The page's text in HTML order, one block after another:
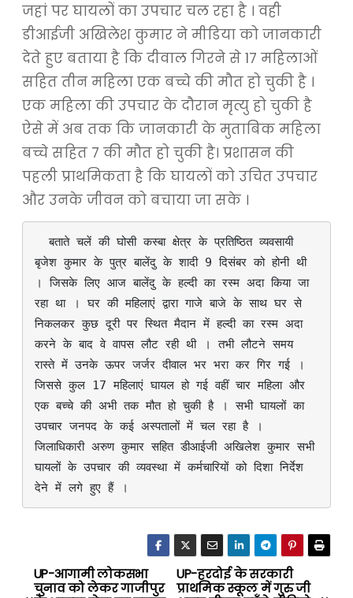
जहां पर घायलों का उपचार चल रहा है । वही
डीआईजी अखिलेश कुमार ने मीडिया को जानकारी
देते हुए बताया है कि दीवाल गिरने से 17 महिलाओं
सहित तीन महिला एक बच्चे की मौत हो चुकी है ।
एक महिला की उपचार के दौरान मृत्यु हो चुकी है
ऐसे में अब तक कि जानकारी के मुताबिक महिला
बच्चे सहित 7 की मौत हो चुकी है। प्रशासन की
पहली प्राथमिकता है कि घायलों को उचित उपचार
और उनके जीवन को बचाया जा सके ।
  बताते चलें की घोसी कस्बा क्षेत्र के प्रतिष्ठित व्यवसायी
बृजेश कुमार के पुत्र बालेंदु के शादी 9 दिसंबर को होनी थी
। जिसके लिए आज बालेंदु के हल्दी का रस्म अदा किया जा
रहा था । घर की महिलाएं द्वारा गाजे बाजे के साथ घर से
निकलकर कुछ दूरी पर स्थित मैदान में हल्दी का रस्म अदा
करने के बाद वे वापस लौट रही थी । तभी लौटने समय
रास्ते में उनके ऊपर जर्जर दीवाल भर भरा कर गिर गई ।
जिससे कुल 17 महिलाएं घायल हो गई वहीं चार महिला और
एक बच्चे की अभी तक मौत हो चुकी है । सभी घायलों का
उपचार जनपद के कई अस्पतालों में चल रहा है ।
जिलाधिकारी अरुण कुमार सहित डीआईजी अखिलेश कुमार सभी
घायलों के उपचार की व्यवस्था में कर्मचारियों को दिशा निर्देश
देने में लगे हुए हैं ।
P
UP-हरदोई के सरकारी
प्राथमिक स्कूल में गुरु जी
UP-आगामी लोकसभा
चुनाव को लेकर गाजीपुर